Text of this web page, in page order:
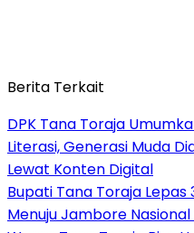
Berita Terkait
DPK Tana Toraja
Literasi, Generasi Muda
Lewat Konten Digital
Bupati Tana Toraja
Menuju Jambore Nasional